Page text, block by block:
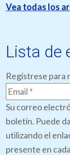
Vea todas los
Lista de
Regístrese para
Su correo
boletín. Puede
utilizando el
presente en